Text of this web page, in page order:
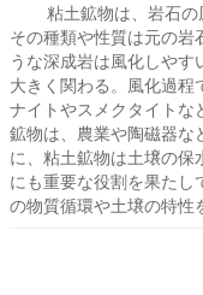
粘土鉱物は、岩石の
その種類や性質は元の岩
うな深成岩は風化しやす
大きく関わる。風化過程
ナイトやスメクタイトな
鉱物は、農業や陶磁器な
に、粘土鉱物は土壌の保
にも重要な役割を果たし
の物質循環や土壌の特性